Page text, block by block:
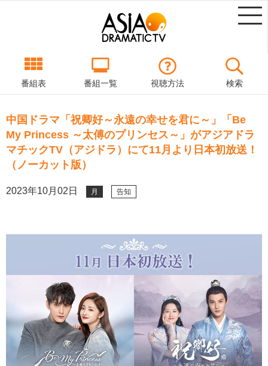
番組表 番組一覧 視聴方法 検索
中国ドラマ「祝卿好～永遠の幸せを君に～」「Be
My Princess ～太傅のプリンセス～」がアジアドラ
マチックTV（アジドラ）にて11月より日本初放送！
（ノーカット版）
2023年10月02日 月 告知